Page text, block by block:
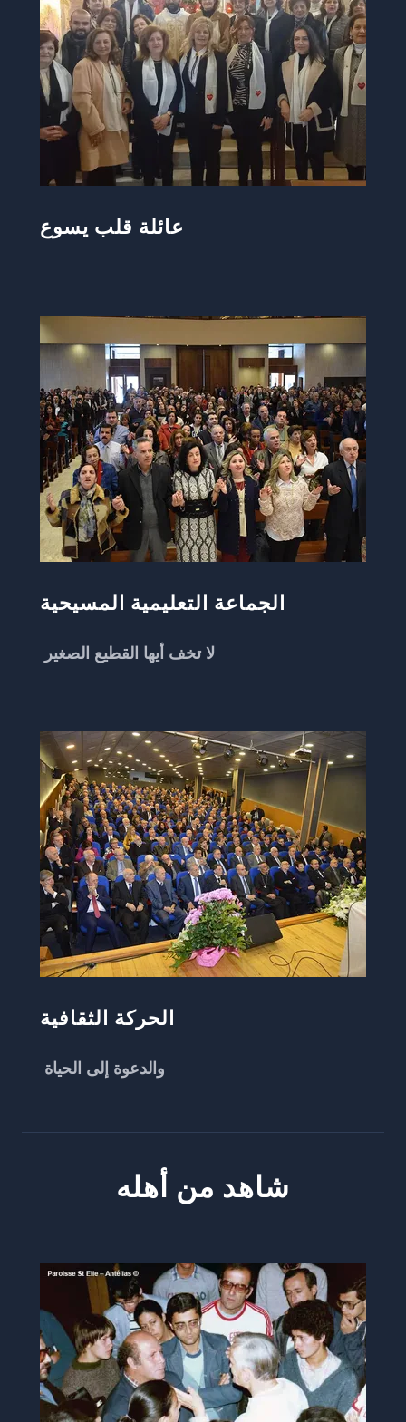
عائلة قلب يسوع
الجماعة التعليمية المسيحية
لا تخف أيها القطيع الصغير
الحركة الثقافية
شاهد من أهله